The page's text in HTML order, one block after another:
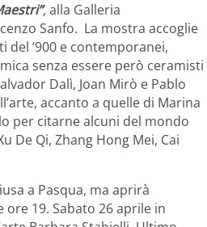
,alla Galleria
Sanfo. La mostra accoglie
‘900 e contemporanei,
senza essere però ceramisti
Dalì, Joan Mirò e Pablo
accanto a quelle di Marina
per citarne alcuni del mondo
De Qi, Zhang Hong Mei, Cai
a Pasqua, ma aprirà
ore 19. Sabato 26 aprile in